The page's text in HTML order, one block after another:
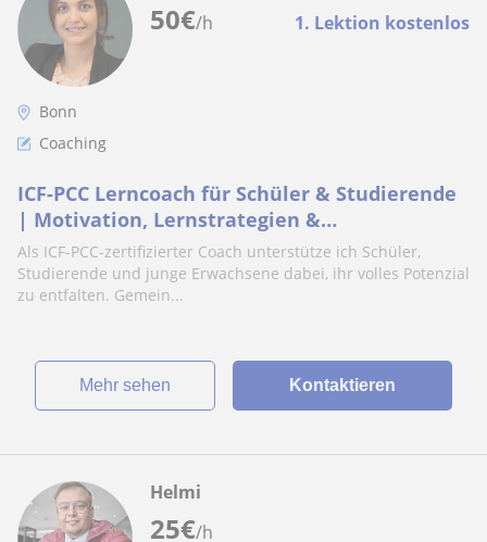
50€/h 1. Lektion kostenlos
Bonn
Coaching
ICF-PCC Lerncoach für Schüler & Studierende
| Motivation, Lernstrategien &
Stressmanagement
Als ICF-PCC-zertifizierter Coach unterstütze ich Schüler,
Studierende und junge Erwachsene dabei, ihr volles Potenzial
zu entfalten. Gemein...
Mehr sehen Kontaktieren
25€/h
Helmi